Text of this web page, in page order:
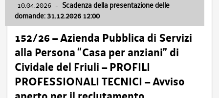
10.04.2026 - Scadenza della presentazione delle
domande: 31.12.2026 12:00
152/26 – Azienda Pubblica di Servizi
alla Persona “Casa per anziani” di
Cividale del Friuli – PROFILI
PROFESSIONALI TECNICI – Avviso